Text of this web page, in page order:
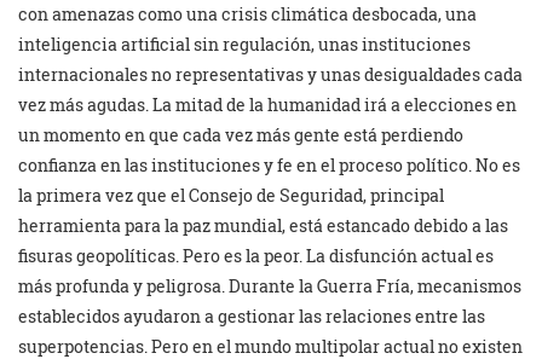
con amenazas como una crisis climática desbocada, una
inteligencia artificial sin regulación, unas instituciones
internacionales no representativas y unas desigualdades cada
vez más agudas. La mitad de la humanidad irá a elecciones en
un momento en que cada vez más gente está perdiendo
confianza en las instituciones y fe en el proceso político. No es
la primera vez que el Consejo de Seguridad, principal
herramienta para la paz mundial, está estancado debido a las
fisuras geopolíticas. Pero es la peor. La disfunción actual es
más profunda y peligrosa. Durante la Guerra Fría, mecanismos
establecidos ayudaron a gestionar las relaciones entre las
superpotencias. Pero en el mundo multipolar actual no existen